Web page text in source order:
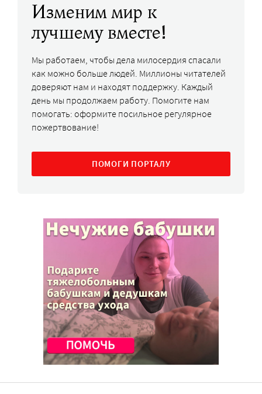
Изменим мир к
лучшему вместе!
Мы работаем, чтобы дела милосердия спасали
как можно больше людей. Миллионы читателей
доверяют нам и находят поддержку. Каждый
день мы продолжаем работу. Помогите нам
помогать: оформите посильное регулярное
пожертвование!
ПОМОГИ ПОРТАЛУ